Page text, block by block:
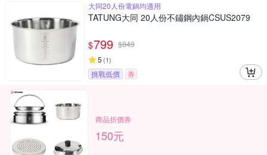
大同20人份電鍋均適用
TATUNG大同 20人份不鏽鋼內鍋CSUS2079
$799 $849
5 (1)
挑戰低價 券
商品折價券
150元